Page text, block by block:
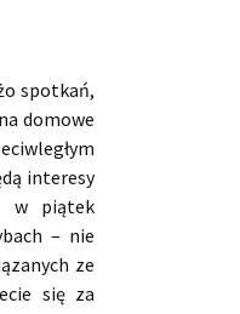
spotkań,
domowe
interesy
w piątek
– nie
ze
się za